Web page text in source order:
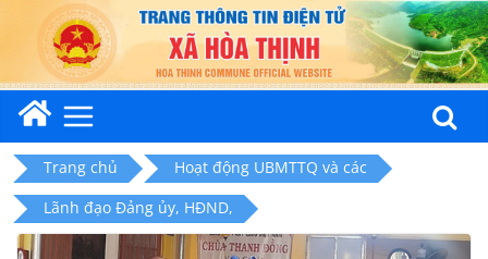
content
Trang chủ
Hoạt động UBMTTQ và các
Lãnh đạo Đảng ủy, HĐND,